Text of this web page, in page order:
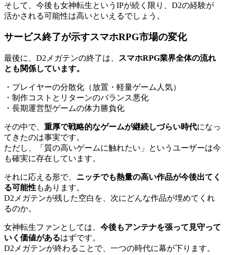
そして、今後も女神転生というIPが続く限り、D2の経験が
活かされる可能性は高いといえるでしょう。
サービス終了が示すスマホRPG市場の変化
最後に、D2メガテンの終了は、
スマホRPG業界全体の流れ
とも関係しています。
・プレイヤーの分散化（放置・軽量ゲーム人気）
・制作コストとリターンのバランス悪化
・長期運営型ゲームの体力勝負化
その中で、 重厚で戦略的なゲームが継続しづらい時代になっ
てきたのは事実です。
ただし、「質の高いゲームに触れたい」というユーザーは今
も確実に存在しています。
それに応える形で、 ニッチでも熱量の高い作品が今後出てく
る可能性もあります。
D2メガテンが残した空白を、次にどんな作品が埋めてくれ
るのか。
女神転生ファンとしては、 今後もアンテナを張って見守って
いく価値があるはずです。
D2メガテンが終わることで、一つの時代に幕が下ります。